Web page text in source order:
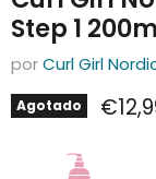
Step 1
porCurl Girl
Agotado